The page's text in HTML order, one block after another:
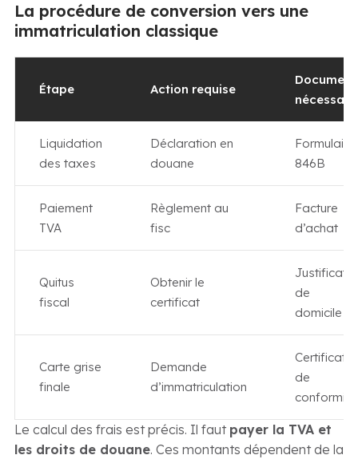
La procédure de conversion vers une
immatriculation classique
Étape Action requise
Document
Liquidation
des taxes
Déclaration en
douane
Formulaire
846B
Paiement
TVA
Règlement au
fisc
Facture
d’achat
Quitus
fiscal
Obtenir le
certificat
Justificatif
de
domicile
Carte grise
finale
Demande
d’immatriculation
Certificat
de
conformité
Le calcul des frais est précis. Il faut payer la TVA et
les droits de douane. Ces montants dépendent de la